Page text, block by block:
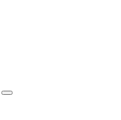
Suche